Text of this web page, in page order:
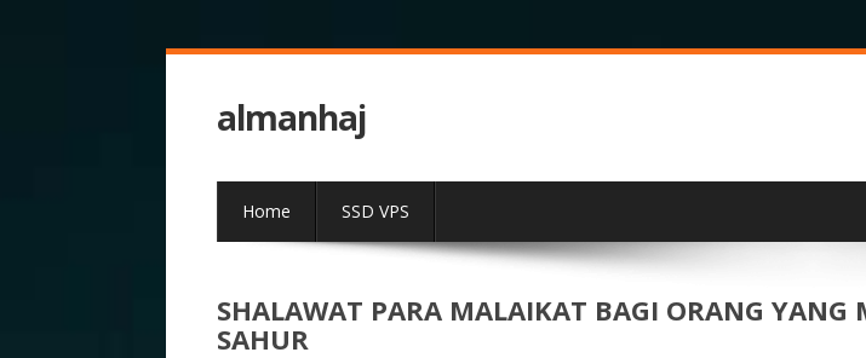
almanhaj
Home SSD VPS
SHALAWAT PARA MALAIKAT BAGI ORANG YANG
SAHUR